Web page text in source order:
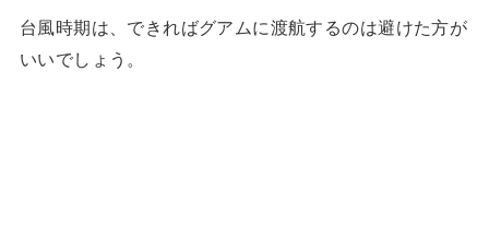
台風時期は、できればグアムに渡航するのは避けた方が
いいでしょう。